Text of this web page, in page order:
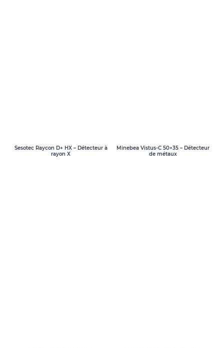
Sesotec Raycon D+ HX – Détecteur à
rayon X
Minebea Vistus-C 50×35 – Détecteur
de métaux